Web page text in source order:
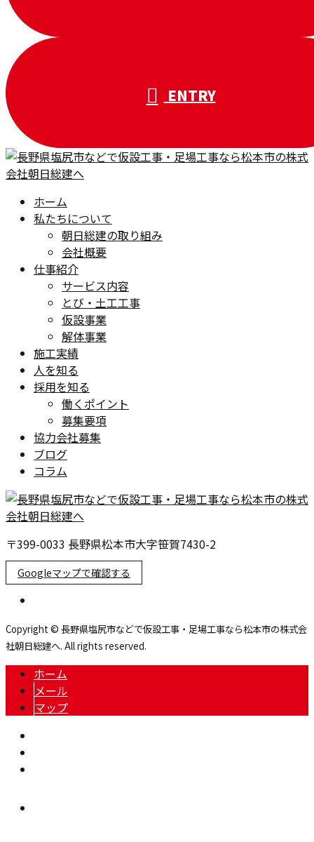
ENTRY
ホーム
私たちについて
朝日総建の取り組み
会社概要
仕事紹介
サービス内容
とび・土工工事
仮設事業
解体事業
施工実績
人を知る
採用を知る
働くポイント
募集要項
協力会社募集
ブログ
コラム
〒399-0033 長野県松本市大字笹賀7430-2
Googleマップで確認する
Copyright © 長野県塩尻市などで仮設工事・足場工事なら松本市の株式会
社朝日総建へ. All rights reserved.
ホーム
メール
マップ